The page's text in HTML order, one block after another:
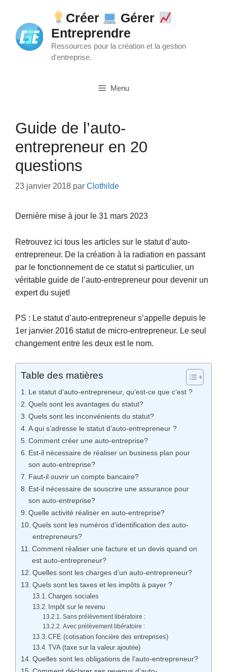
contenu
Créer
Gérer
Entreprendre
Ressources pour la création et la gestion
d'entreprise.
Menu
Guide de l’auto-
entrepreneur en 20
questions
23 janvier 2018 par Clothilde
Dernière mise à jour le 31 mars 2023
Retrouvez ici tous les articles sur le statut d’auto-
entrepreneur. De la création à la radiation en passant
par le fonctionnement de ce statut si particulier, un
véritable guide de l’auto-entrepreneur pour devenir un
expert du sujet!
PS : Le statut d’auto-entrepreneur s’appelle depuis le
1er janvier 2016 statut de micro-entrepreneur. Le seul
changement entre les deux est le nom.
Table des matières
Le statut d’auto-entrepreneur, qu’est-ce que c’est ?
Quels sont les avantages du statut?
Quels sont les inconvénients du statut?
A qui s’adresse le statut d’auto-entrepreneur ?
Comment créer une auto-entreprise?
Est-il nécessaire de réaliser un business plan pour
son auto-entreprise?
Faut-il ouvrir un compte bancaire?
Est-il nécessaire de souscrire une assurance pour
son auto-entreprise?
Quelle activité réaliser en auto-entreprise?
Quels sont les numéros d’identification des auto-
entrepreneurs?
Comment réaliser une facture et un devis quand on
est auto-entrepreneur?
Quelles sont les charges d’un auto-entrepreneur?
Quels sont les taxes et les impôts à payer ?
Charges sociales
Impôt sur le revenu
Sans prélèvement libératoire :
Avec prélèvement libératoire :
CFE (cotisation foncière des entreprises)
TVA (taxe sur la valeur ajoutée)
Quelles sont les obligations de l’auto-entrepreneur?